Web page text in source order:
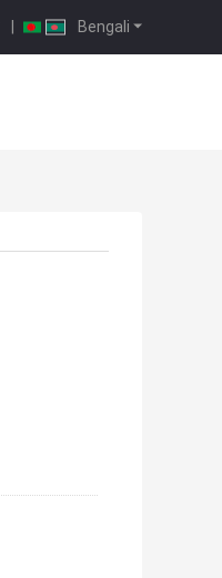
Bengali
|